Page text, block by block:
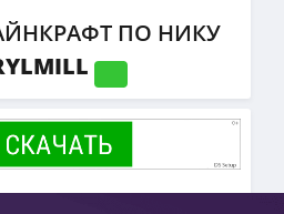
ПО НИКУ